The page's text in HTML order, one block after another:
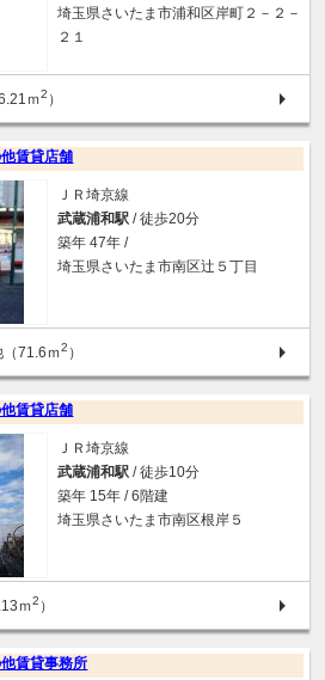
埼玉県さいたま市浦和区岸町２－２－
２１
ｍ2 ）
賃貸店舗
ＪＲ埼京線
武蔵浦和駅 / 徒歩20分
築年 47年 /
埼玉県さいたま市南区辻５丁目
71.6ｍ2 ）
賃貸店舗
ＪＲ埼京線
武蔵浦和駅 / 徒歩10分
築年 15年 / 6階建
埼玉県さいたま市南区根岸５
ｍ2 ）
賃貸事務所